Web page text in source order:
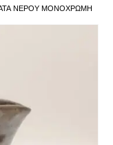
ΝΕΡΟΎ ΜΟΝΌΧΡΩΜΗ